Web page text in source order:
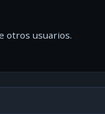
otros usuarios.